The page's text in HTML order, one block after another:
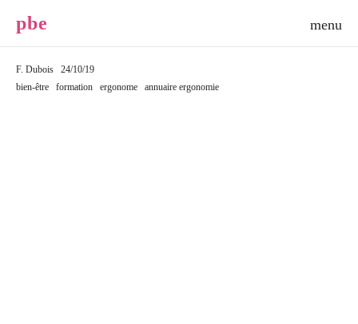
pbe
F. Dubois
24/10/19
bien-être
formation ergonome annuaire ergonomie